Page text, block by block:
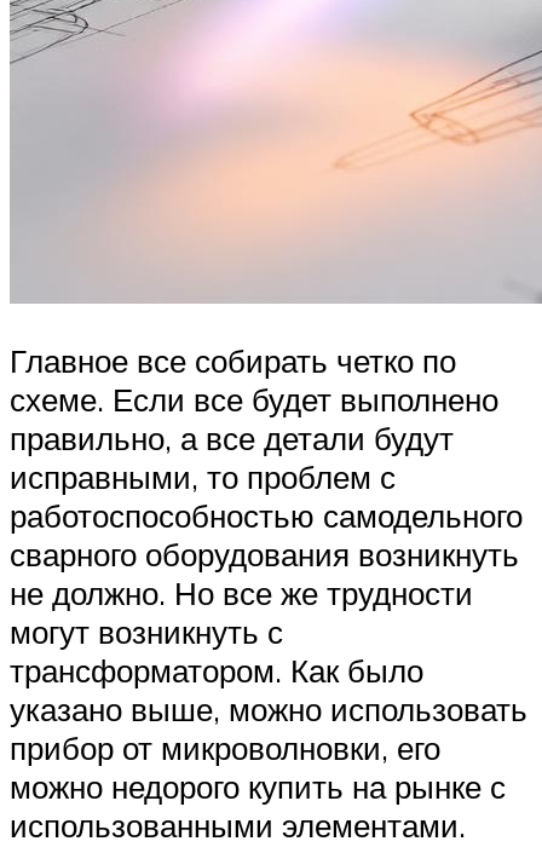
Главное все собирать четко по
схеме. Если все будет выполнено
правильно, а все детали будут
исправными, то проблем с
работоспособностью самодельного
сварного оборудования возникнуть
не должно. Но все же трудности
могут возникнуть с
трансформатором. Как было
указано выше, можно использовать
прибор от микроволновки, его
можно недорого купить на рынке с
использованными элементами.